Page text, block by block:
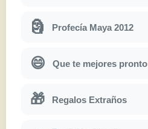
🗿 Profecía Maya 2012
😄 Que te mejores pronto
🎁 Regalos Extraños